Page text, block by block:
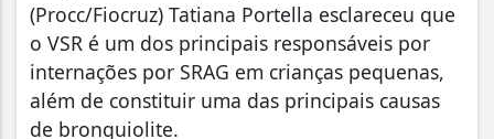
(Procc/Fiocruz) Tatiana Portella esclareceu que
o VSR é um dos principais responsáveis por
internações por SRAG em crianças pequenas,
além de constituir uma das principais causas
de bronquiolite.